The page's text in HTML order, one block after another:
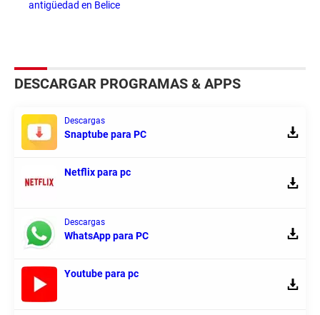
antigüedad en Belice
DESCARGAR PROGRAMAS & APPS
Descargas
Snaptube para PC
Netflix para pc
Descargas
WhatsApp para PC
Youtube para pc